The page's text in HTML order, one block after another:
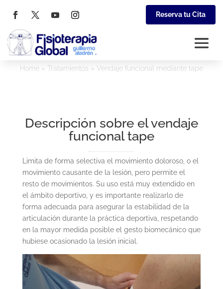
Reserva tu Cita
Home » Tratamientos » Vendaje funcional mediante tape
Descripción sobre el vendaje
funcional tape
Limita de forma selectiva el movimiento doloroso, o el
movimiento causante de la lesión, pero permite el
resto de movimientos. Su uso está muy extendido en
el ámbito deportivo, y es importante realizarlo de
forma adecuada para asegurar la estabilidad de la
articulación durante la práctica deportiva, respetando
en la mayor medida posible el gesto biomecánico que
hubiese ocasionado la lesión inicial.